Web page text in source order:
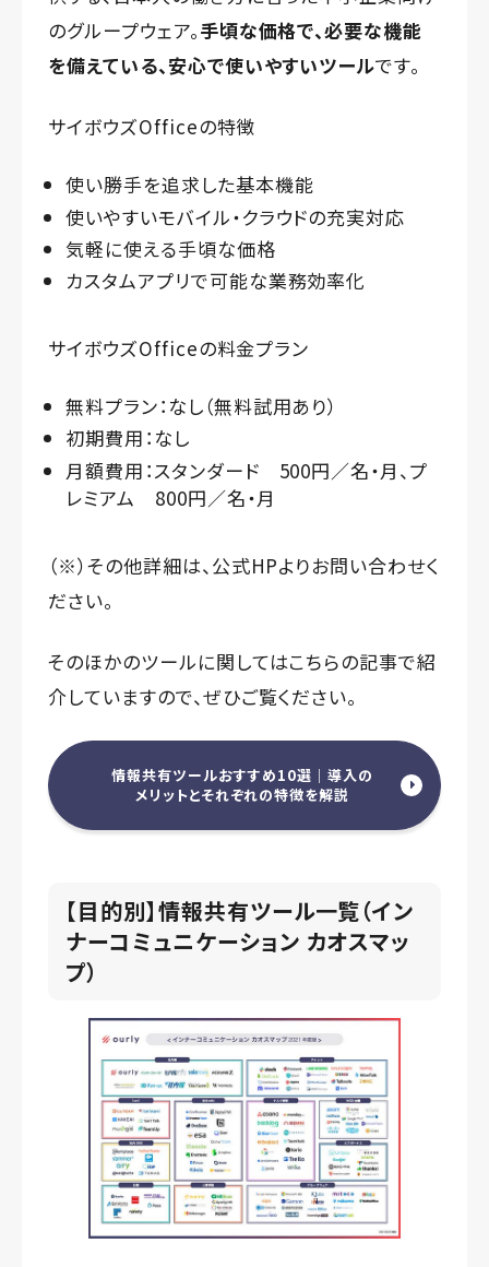
のグループウェア。手頃な価格で、必要な機能
を備えている、安心で使いやすいツールです。
サイボウズOfficeの特徴
使い勝手を追求した基本機能
使いやすいモバイル・クラウドの充実対応
気軽に使える手頃な価格
カスタムアプリで可能な業務効率化
サイボウズOfficeの料金プラン
無料プラン：なし（無料試用あり）
初期費用：なし
月額費用：スタンダード 500円／名・月、プ
レミアム 800円／名・月
（※）その他詳細は、公式HPよりお問い合わせく
ださい。
そのほかのツールに関してはこちらの記事で紹
介していますので、ぜひご覧ください。
情報共有ツールおすすめ10選｜導入の
メリットとそれぞれの特徴を解説
【目的別】情報共有ツール一覧（イン
ナーコミュニケーション カオスマッ
プ）